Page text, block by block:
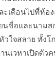
ะเดือนไปที่ห้อ
นชื่อและนาม
วใจสลาย ทั้งโ
นเวหาเปิดตัว